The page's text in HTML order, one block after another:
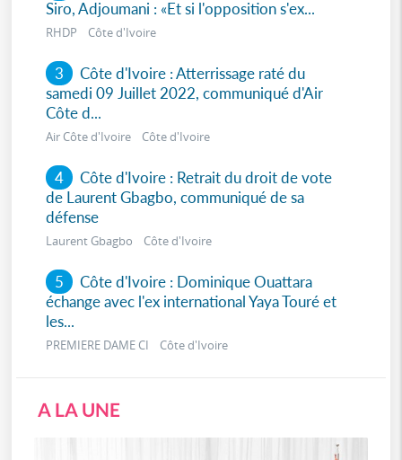
Siro, Adjoumani : «Et si l'opposition s'ex...
RHDP Côte d'Ivoire
3 Côte d'Ivoire : Atterrissage raté du
samedi 09 Juillet 2022, communiqué d'Air
Côte d...
Air Côte d'Ivoire Côte d'Ivoire
4 Côte d'Ivoire : Retrait du droit de vote
de Laurent Gbagbo, communiqué de sa
défense
Laurent Gbagbo Côte d'Ivoire
5 Côte d'Ivoire : Dominique Ouattara
échange avec l'ex international Yaya Touré et
les...
PREMIERE DAME CI Côte d'Ivoire
A LA UNE